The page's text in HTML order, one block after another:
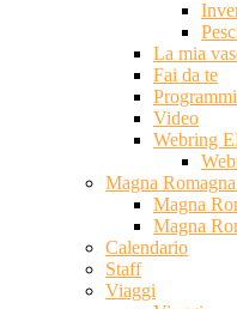
La mia
Fai da te
Programmi
Video
Webring
Magna
Magna
Magna
Calendario
Staff
Viaggi